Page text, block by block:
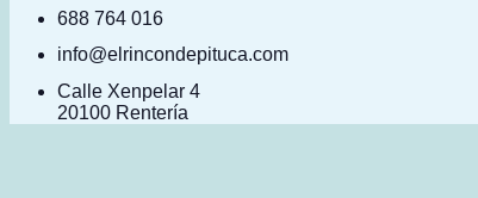
688 764 016
info@elrincondepituca.com
Calle Xenpelar 4
20100 Rentería